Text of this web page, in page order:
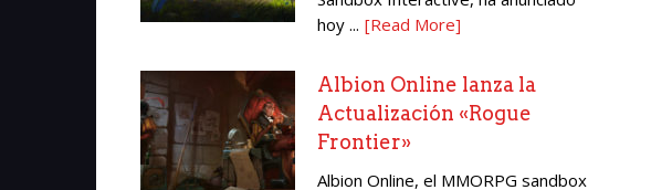
hoy ... [Read More]
Albion Online lanza la
Actualización «Rogue
Frontier»
Albion Online, el MMORPG sandbox